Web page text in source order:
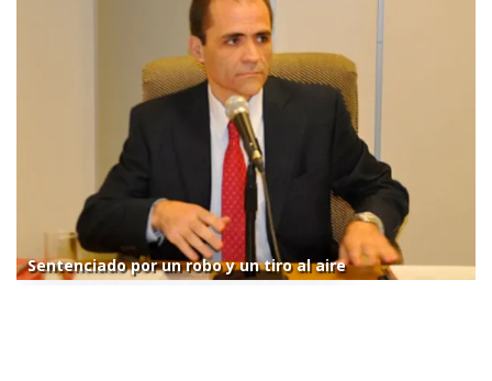
Sentenciado por un robo y un tiro al aire